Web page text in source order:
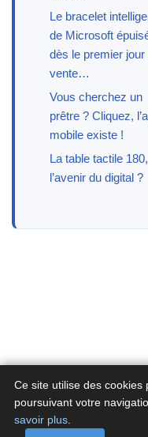
Le bracelet
de Microsoft
dès le premier jour
vente…
Vous cherchez un
prêtre ? Cliquez,
mobile existe !
La table tactile 180,
l’avenir du digital ?
A propos
Ce site utilise des cookies
poursuivant votre
savoir plus